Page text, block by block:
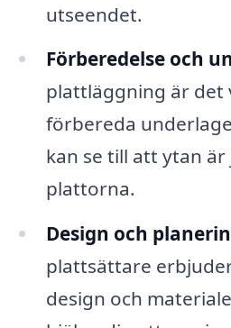
utseendet.
Förberedelse och
plattläggning är det
förbereda
kan se till att ytan
plattorna.
Design och
plattsättare
design och